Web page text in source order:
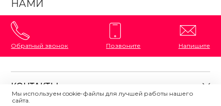
НАМИ
Обратный звонок Позвоните Напишите
КОНТАКТЫ
Мы используем cookie-файлы для лучшей работы нашего
сайта.